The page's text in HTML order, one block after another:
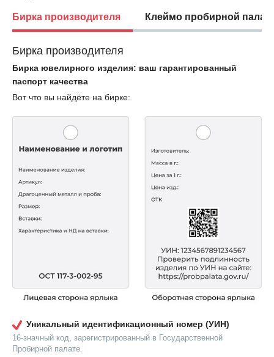
Бирка производителя Клеймо пробирной
Бирка производителя
Бирка ювелирного изделия: ваш гарантированный
паспорт качества
Вот что вы найдёте на бирке:
Уникальный идентификационный номер (УИН)
16-значный код, зарегистрированный в Государственной
Пробирной палате.